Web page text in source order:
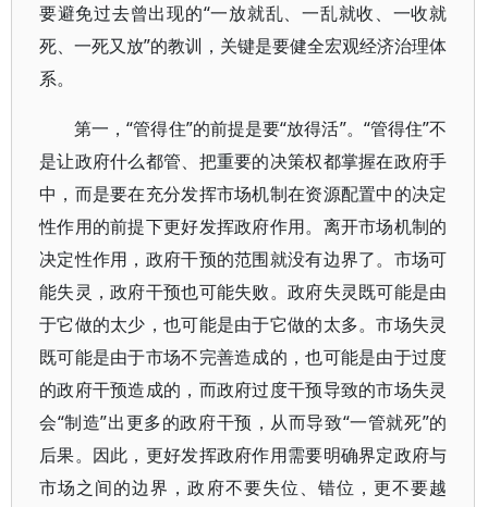
要避免过去曾出现的“一放就乱、一乱就收、一收就
死、一死又放”的教训，关键是要健全宏观经济治理体
系。
第一，“管得住”的前提是要“放得活”。“管得住”不
是让政府什么都管、把重要的决策权都掌握在政府手
中，而是要在充分发挥市场机制在资源配置中的决定
性作用的前提下更好发挥政府作用。离开市场机制的
决定性作用，政府干预的范围就没有边界了。市场可
能失灵，政府干预也可能失败。政府失灵既可能是由
于它做的太少，也可能是由于它做的太多。市场失灵
既可能是由于市场不完善造成的，也可能是由于过度
的政府干预造成的，而政府过度干预导致的市场失灵
会“制造”出更多的政府干预，从而导致“一管就死”的
后果。因此，更好发挥政府作用需要明确界定政府与
市场之间的边界，政府不要失位、错位，更不要越